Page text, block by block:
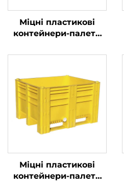
Міцні пластикові
контейнери-палети
логістики та
Міцні пластикові
контейнери-палети